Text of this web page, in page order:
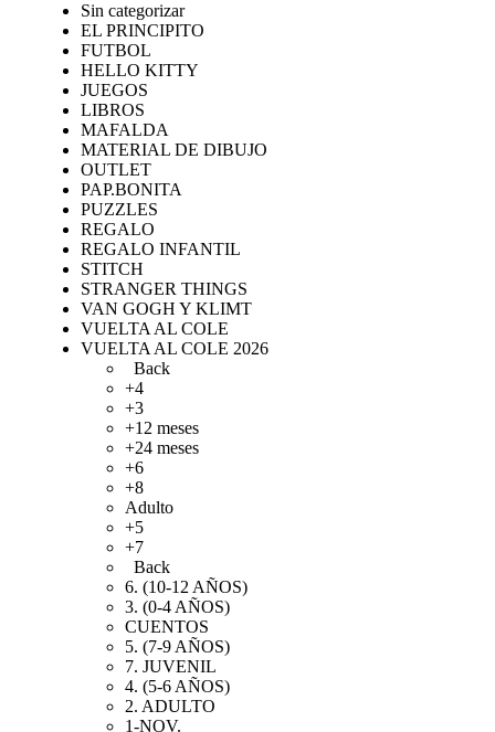
Sin categorizar
EL PRINCIPITO
FUTBOL
HELLO KITTY
JUEGOS
LIBROS
MAFALDA
MATERIAL DE DIBUJO
OUTLET
PAP.BONITA
PUZZLES
REGALO
REGALO INFANTIL
STITCH
STRANGER THINGS
VAN GOGH Y KLIMT
VUELTA AL COLE
VUELTA AL COLE 2026
Back
+4
+3
+12 meses
+24 meses
+6
+8
Adulto
+5
+7
Back
6. (10-12 AÑOS)
3. (0-4 AÑOS)
CUENTOS
5. (7-9 AÑOS)
7. JUVENIL
4. (5-6 AÑOS)
2. ADULTO
1-NOV.